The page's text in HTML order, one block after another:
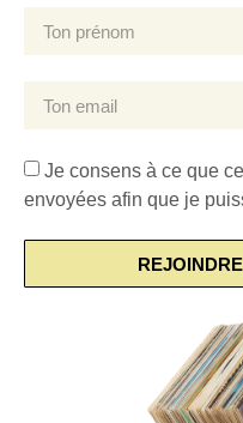
Je consens à ce que
envoyées afin que je